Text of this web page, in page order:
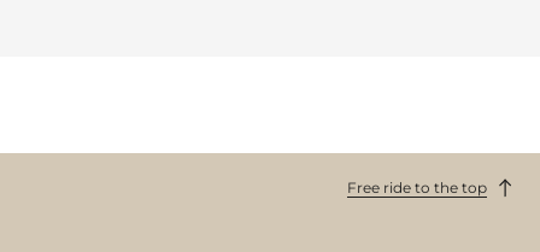
Free ride to the top